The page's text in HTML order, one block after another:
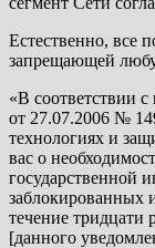
Естественно, все
запрещающей
«В соответствии
от 27.07.2006 №
технологиях и
вас о
государственной
течение тридцати
[данного